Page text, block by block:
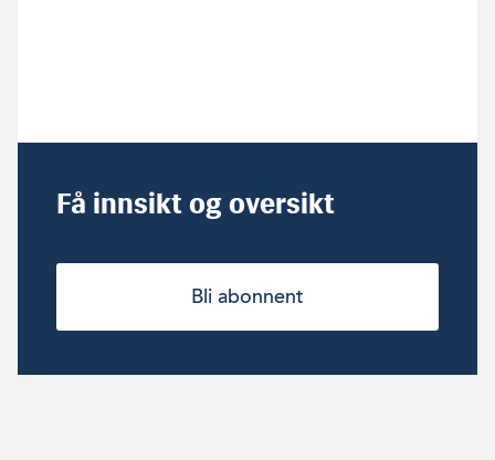
Få innsikt og oversikt
Bli abonnent